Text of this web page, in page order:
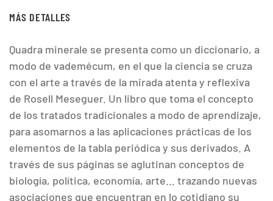
MÁS DETALLES
Quadra minerale se presenta como un diccionario, a
modo de vademécum, en el que la ciencia se cruza
con el arte a través de la mirada atenta y reflexiva
de Rosell Meseguer. Un libro que toma el concepto
de los tratados tradicionales a modo de aprendizaje,
para asomarnos a las aplicaciones prácticas de los
elementos de la tabla periódica y sus derivados. A
través de sus páginas se aglutinan conceptos de
biología, política, economía, arte… trazando nuevas
asociaciones que encuentran en lo cotidiano su